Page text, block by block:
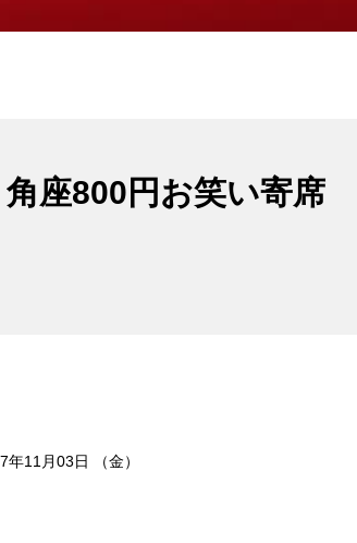
角座800円お笑い寄席
年11月03日 （金）
に関するお問い合わせ